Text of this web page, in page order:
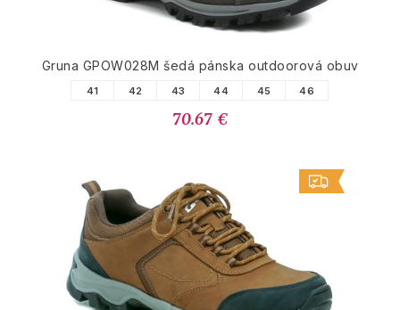
Gruna GPOW028M šedá pánska outdoorová obuv
41 42 43 44 45 46
70.67 €